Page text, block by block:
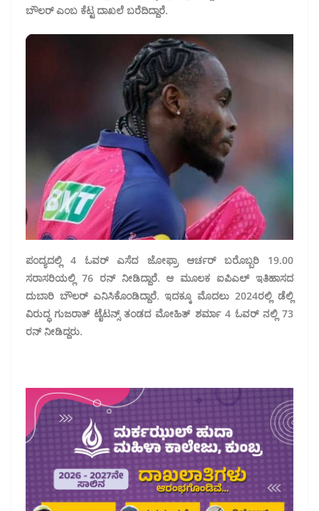
ಬೌಲರ್ ಎಂಬ ಕೆಟ್ಟ ದಾಖಲೆ ಬರೆದಿದ್ದಾರೆ.
ಪಂದ್ಯದಲ್ಲಿ 4 ಓವರ್ ಎಸೆದ ಜೋಫ್ರಾ ಆರ್ಚರ್ ಬರೊಬ್ಬರಿ 19.00
ಸರಾಸರಿಯಲ್ಲಿ 76 ರನ್ ನೀಡಿದ್ದಾರೆ. ಆ ಮೂಲಕ ಐಪಿಎಲ್ ಇತಿಹಾಸದ
ದುಬಾರಿ ಬೌಲರ್ ಎನಿಸಿಕೊಂಡಿದ್ದಾರೆ. ಇದಕ್ಕೂ ಮೊದಲು 2024ರಲ್ಲಿ ಡೆಲ್ಲಿ
ವಿರುದ್ಧ ಗುಜರಾತ್ ಟೈಟನ್ಸ್ ತಂಡದ ಮೋಹಿತ್ ಶರ್ಮಾ 4 ಓವರ್ ನಲ್ಲಿ 73
ರನ್ ನೀಡಿದ್ದರು.